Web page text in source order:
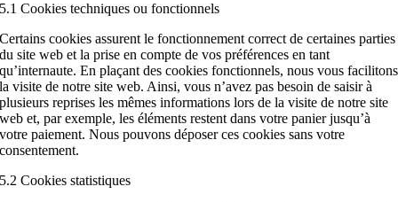
5.1 Cookies techniques ou fonctionnels
Certains cookies assurent le fonctionnement correct de certaines parties
du site web et la prise en compte de vos préférences en tant
qu’internaute. En plaçant des cookies fonctionnels, nous vous facilitons
la visite de notre site web. Ainsi, vous n’avez pas besoin de saisir à
plusieurs reprises les mêmes informations lors de la visite de notre site
web et, par exemple, les éléments restent dans votre panier jusqu’à
votre paiement. Nous pouvons déposer ces cookies sans votre
consentement.
5.2 Cookies statistiques